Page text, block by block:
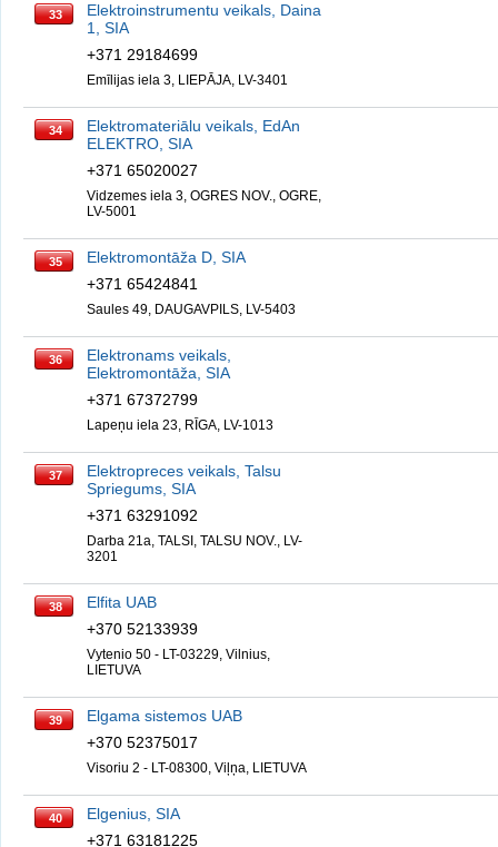
33
Elektroinstrumentu veikals, Daina
1, SIA
+371 29184699
Emīlijas iela 3, LIEPĀJA, LV-3401
34
Elektromateriālu veikals, EdAn
ELEKTRO, SIA
+371 65020027
Vidzemes iela 3, OGRES NOV., OGRE,
LV-5001
35
Elektromontāža D, SIA
+371 65424841
Saules 49, DAUGAVPILS, LV-5403
36
Elektronams veikals,
Elektromontāža, SIA
+371 67372799
Lapeņu iela 23, RĪGA, LV-1013
37
Elektropreces veikals, Talsu
Spriegums, SIA
+371 63291092
Darba 21a, TALSI, TALSU NOV., LV-
3201
38
Elfita UAB
+370 52133939
Vytenio 50 - LT-03229, Vilnius,
LIETUVA
39
Elgama sistemos UAB
+370 52375017
Visoriu 2 - LT-08300, Viļņa, LIETUVA
40
Elgenius, SIA
+371 63181225